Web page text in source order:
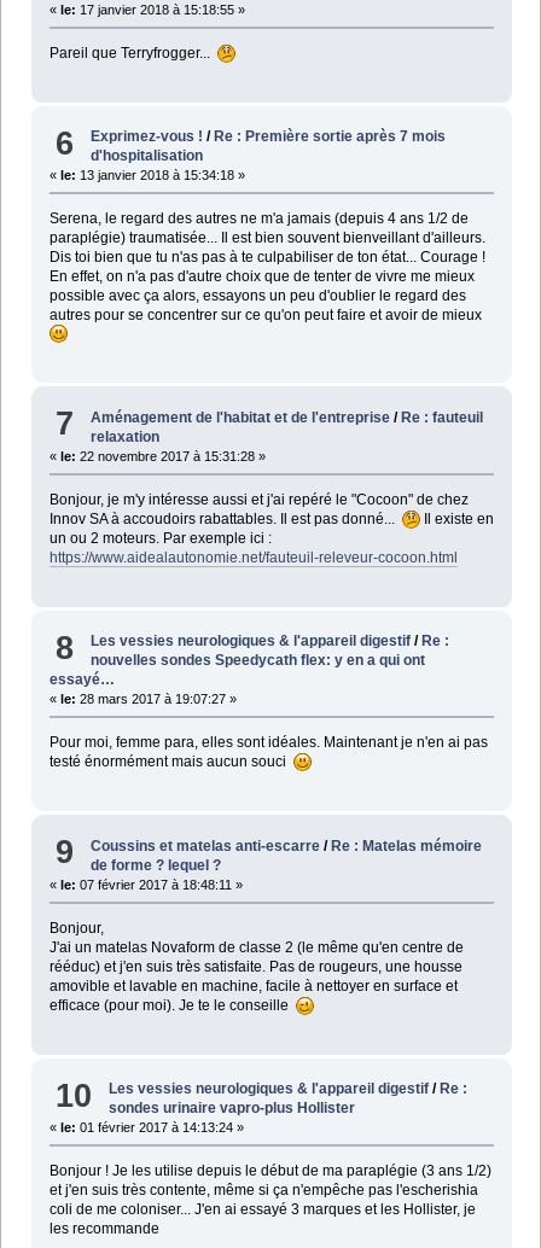
« le: 17 janvier 2018 à 15:18:55 »
Pareil que Terryfrogger...
6 Exprimez-vous ! / Re : Première sortie après 7 mois
d'hospitalisation
« le: 13 janvier 2018 à 15:34:18 »
Serena, le regard des autres ne m'a jamais (depuis 4 ans 1/2 de
paraplégie) traumatisée... Il est bien souvent bienveillant d'ailleurs.
Dis toi bien que tu n'as pas à te culpabiliser de ton état... Courage !
En effet, on n'a pas d'autre choix que de tenter de vivre me mieux
possible avec ça alors, essayons un peu d'oublier le regard des
autres pour se concentrer sur ce qu'on peut faire et avoir de mieux
7 Aménagement de l'habitat et de l'entreprise /Re : fauteuil
relaxation
« le: 22 novembre 2017 à 15:31:28 »
Bonjour, je m'y intéresse aussi et j'ai repéré le "Cocoon" de chez
Innov SA à accoudoirs rabattables. Il est pas donné...
Il existe en
un ou 2 moteurs. Par exemple ici :
https://www.aidealautonomie.net/fauteuil-releveur-cocoon.html
8 Les vessies neurologiques & l'appareil digestif / Re :
nouvelles sondes Speedycath flex: y en a qui ont
essayé…
« le: 28 mars 2017 à 19:07:27 »
Pour moi, femme para, elles sont idéales. Maintenant je n'en ai pas
testé énormément mais aucun souci
9 Coussins et matelas anti-escarre /Re : Matelas mémoire
de forme ? lequel ?
« le: 07 février 2017 à 18:48:11 »
Bonjour,
J'ai un matelas Novaform de classe 2 (le même qu'en centre de
rééduc) et j'en suis très satisfaite. Pas de rougeurs, une housse
amovible et lavable en machine, facile à nettoyer en surface et
efficace (pour moi). Je te le conseille
10 Les vessies neurologiques & l'appareil digestif / Re :
sondes urinaire vapro-plus Hollister
« le: 01 février 2017 à 14:13:24 »
Bonjour ! Je les utilise depuis le début de ma paraplégie (3 ans 1/2)
et j'en suis très contente, même si ça n'empêche pas l'escherishia
coli de me coloniser... J'en ai essayé 3 marques et les Hollister, je
les recommande